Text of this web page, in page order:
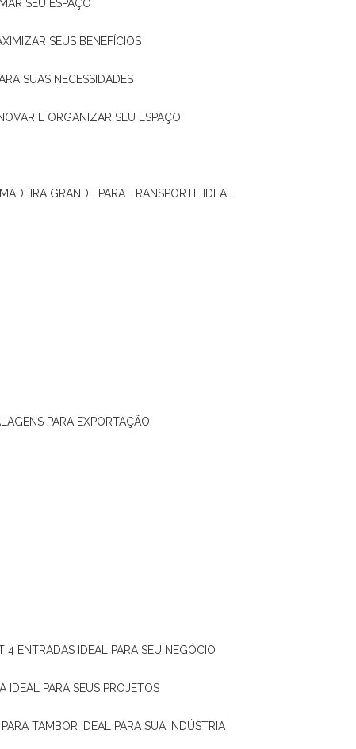
SEU ESPAÇO
SEUS BENEFÍCIOS
SUAS NECESSIDADES
E ORGANIZAR SEU ESPAÇO
GRANDE PARA TRANSPORTE IDEAL
PARA EXPORTAÇÃO
4 ENTRADAS IDEAL PARA SEU NEGÓCIO
IDEAL PARA SEUS PROJETOS
TAMBOR IDEAL PARA SUA INDÚSTRIA